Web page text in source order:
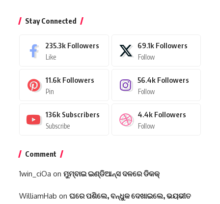
Stay Connected
235.3k Followers
Like
69.1k Followers
Follow
11.6k Followers
Pin
56.4k Followers
Follow
136k Subscribers
Subscribe
4.4k Followers
Follow
Comment
1win_ciOa on ମୁମ୍ବାଇ ଇଣ୍ଡିଆନ୍ସ ଦଳରେ ଡିକକ୍‌
WilliamHab on ଘରେ ପଶିଲେ, ବନ୍ଧୁକ ଦେଖାଇଲେ, ଭୟଭୀତ